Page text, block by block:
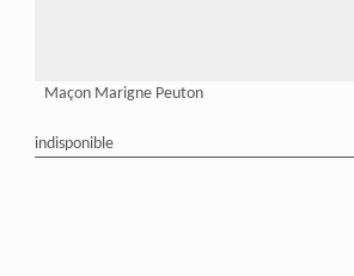
Maçon Marigne Peuton
indisponible